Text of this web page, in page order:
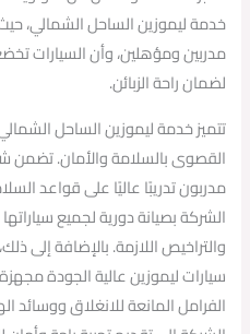
خدمة ليموزين الساحل الشمالي،
مدربين ومؤهلين، وأن السيارات
لضمان راحة الزبائن.
مدربون تدريبًا عاليًا على قواعد
الشركة بصيانة دورية لجميع
سيارات ليموزين عالية الجودة
الفرامل المانعة للانغلاق ووسائد